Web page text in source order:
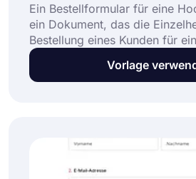
Ein Bestellformular für eine
ein Dokument, das die
Bestellung eines Kunden für
festhält. Das Formular
Informationen wie das Datum
ganz einfach online
Ihr Geschäft ausbauen.
Vorlage